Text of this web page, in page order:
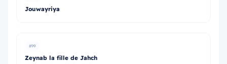
Jouwayriya
#99
Zeynab la fille de Jahch